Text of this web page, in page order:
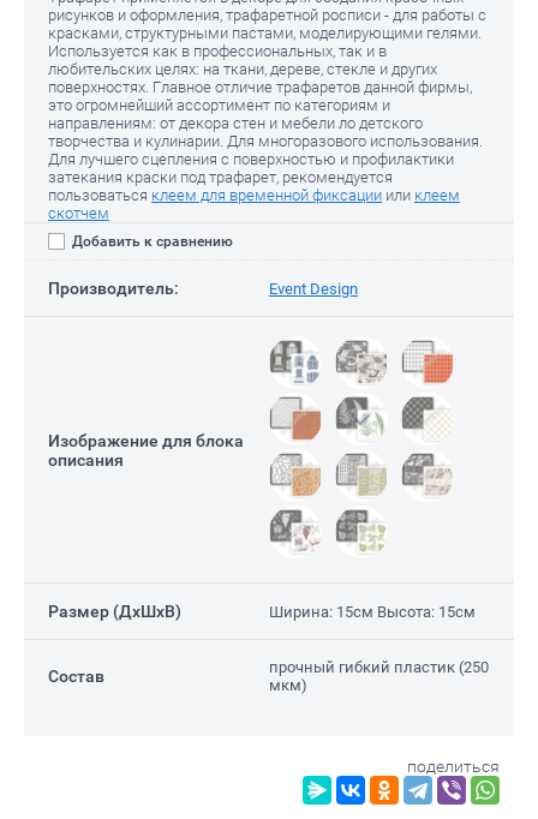
рисунков и оформления, трафаретной росписи - для работы с
красками, структурными пастами, моделирующими гелями.
Используется как в профессиональных, так и в
любительских целях: на ткани, дереве, стекле и других
поверхностях. Главное отличие трафаретов данной фирмы,
это огромнейший ассортимент по категориям и
направлениям: от декора стен и мебели ло детского
творчества и кулинарии. Для многоразового использования.
Для лучшего сцепления с поверхностью и профилактики
затекания краски под трафарет, рекомендуется
пользоваться клеем для временной фиксации или клеем
скотчем
Добавить к сравнению
Производитель: Event Design
Изображение для блока
описания
Размер (ДxШxВ) Ширина: 15см Высота: 15см
Состав
прочный гибкий пластик (250
мкм)
поделиться